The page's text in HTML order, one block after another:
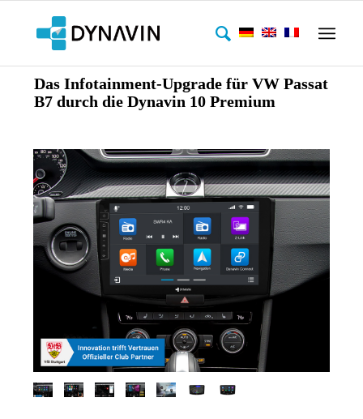
Das Infotainment-Upgrade für VW Passat
B7 durch die Dynavin 10 Premium